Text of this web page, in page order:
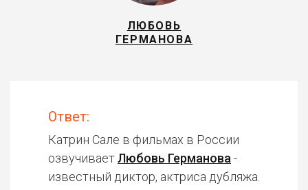
ЛЮБОВЬ
ГЕРМАНОВА
Ответ:
Катрин Сале в фильмах в России
озвучиваетЛюбовь Германова -
известный диктор, актриса дубляжа.